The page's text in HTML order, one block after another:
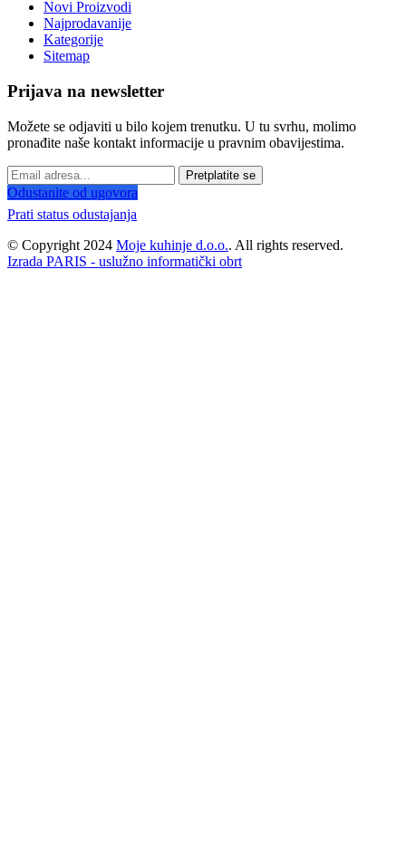
Novi Proizvodi
Najprodavanije
Kategorije
Sitemap
Prijava na newsletter
Možete se odjaviti u bilo kojem trenutku. U tu svrhu, molimo
pronađite naše kontakt informacije u pravnim obavijestima.
Pretplatite se
Odustanite od ugovora
Prati status odustajanja
© Copyright 2024 Moje kuhinje d.o.o.. All rights reserved.
Izrada PARIS - uslužno informatički obrt